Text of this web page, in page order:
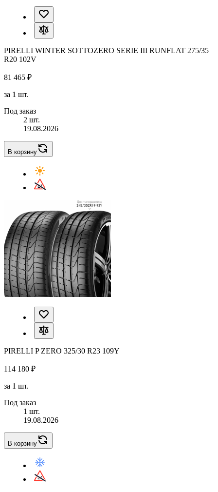
PIRELLI WINTER SOTTOZERO SERIE III RUNFLAT 275/35
R20 102V
81 465 ₽
за 1 шт.
Под заказ
2 шт.
19.08.2026
В корзину
PIRELLI P ZERO 325/30 R23 109Y
114 180 ₽
за 1 шт.
Под заказ
1 шт.
19.08.2026
В корзину